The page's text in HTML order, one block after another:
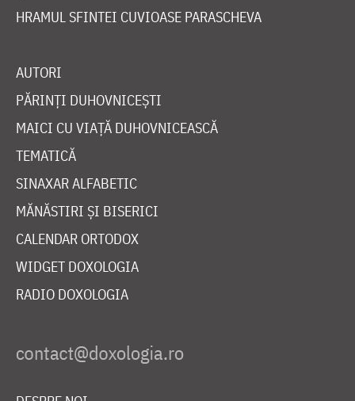
HRAMUL SFINTEI CUVIOASE PARASCHEVA
AUTORI
PĂRINȚI DUHOVNICEȘTI
MAICI CU VIAȚĂ DUHOVNICEASCĂ
TEMATICĂ
SINAXAR ALFABETIC
MĂNĂSTIRI ȘI BISERICI
CALENDAR ORTODOX
WIDGET DOXOLOGIA
RADIO DOXOLOGIA